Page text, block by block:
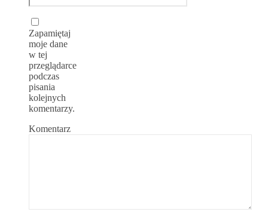
Zapamiętaj
moje dane
w tej
przeglądarce
podczas
pisania
kolejnych
komentarzy.
Komentarz